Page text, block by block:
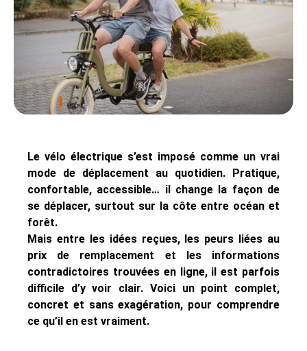
Le vélo électrique s’est imposé comme un vrai
mode de déplacement au quotidien. Pratique,
confortable, accessible… il change la façon de
se déplacer, surtout sur la côte entre océan et
forêt.
Mais entre les idées reçues, les peurs liées au
prix de remplacement et les informations
contradictoires trouvées en ligne, il est parfois
difficile d’y voir clair. Voici un point complet,
concret et sans exagération, pour comprendre
ce qu’il en est vraiment.